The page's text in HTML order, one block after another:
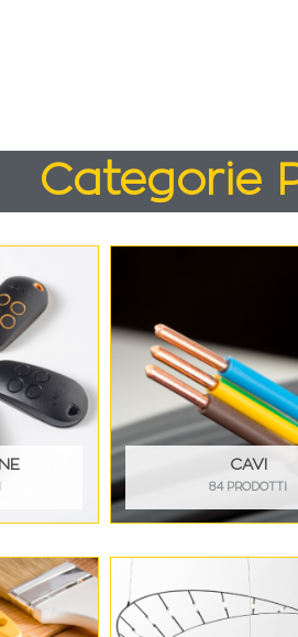
Categorie
CAVI
84 PRODOTTI